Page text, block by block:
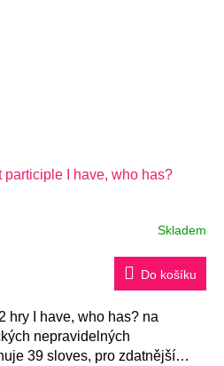
participle I have, who has?
Skladem
Do košíku
hry I have, who has? na
nepravidelných
39 sloves, pro zdatnější